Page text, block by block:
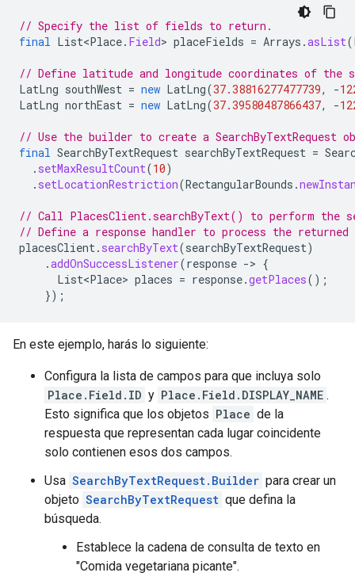
// Specify the list of fields to return.
final List<Place. Field> placeFields = Arrays .asList(
// Define latitude and longitude coordinates of the
LatLng southWest = new LatLng(37.38816277477739, -
LatLng northEast = new LatLng(37.39580487866437, -
// Use the builder to create a SearchByTextRequest
final SearchByTextRequest searchByTextRequest =
. setMaxResultCount(10)
. setLocationRestriction(RectangularBounds .
// Call PlacesClient.searchByText() to perform the
// Define a response handler to process the
placesClient. searchByText(searchByTextRequest)
.addOnSuccessListener(response -> {
List<Place> places = response.getPlaces();
});
En este ejemplo, harás lo siguiente:
Configura la lista de campos para que incluya solo
Place.Field.ID y Place.Field.DISPLAY_NAME .
Esto significa que los objetos Place de la
respuesta que representan cada lugar coincidente
solo contienen esos dos campos.
Usa SearchByTextRequest.Builder para crear un
objeto SearchByTextRequest que defina la
búsqueda.
Establece la cadena de consulta de texto en
"Comida vegetariana picante".